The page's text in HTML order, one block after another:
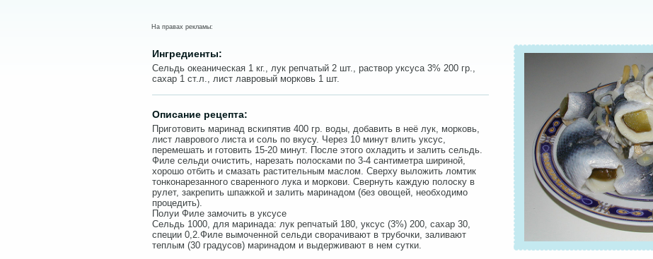
На правах рекламы:
Ингредиенты:
Сельдь океаническая 1 кг., лук репчатый 2 шт., раствор уксуса 3% 200 гр.,
сахар 1 ст.л., лист лавровый морковь 1 шт.
Описание рецепта:
Приготовить маринад вскипятив 400 гр. воды, добавить в неё лук, морковь,
лист лаврового листа и соль по вкусу. Через 10 минут влить уксус,
перемешать и готовить 15-20 минут. После этого охладить и залить сельдь.
Филе сельди очистить, нарезать полосками по 3-4 сантиметра шириной,
хорошо отбить и смазать растительным маслом. Сверху выложить ломтик
тонконарезанного сваренного лука и моркови. Свернуть каждую полоску в
рулет, закрепить шпажкой и залить маринадом (без овощей, необходимо
процедить).
Полуи Филе замочить в уксусе
Сельдь 1000, для маринада: лук репчатый 180, уксус (3%) 200, сахар 30,
специи 0,2.Филе вымоченной сельди сворачивают в трубочки, заливают
теплым (30 градусов) маринадом и выдерживают в нем сутки.